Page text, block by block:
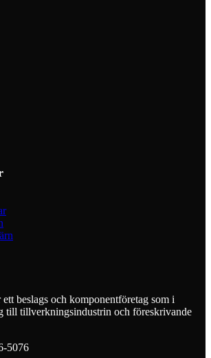
beslags och komponentföretag som i
till tillverkningsindustrin och föreskrivande
5076